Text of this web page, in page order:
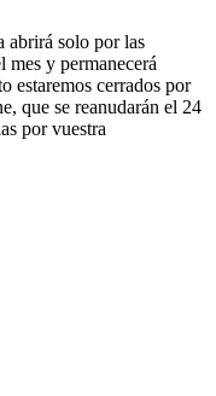
abrirá solo por las
mes y permanecerá
estaremos cerrados por
que se reanudarán el 24
por vuestra